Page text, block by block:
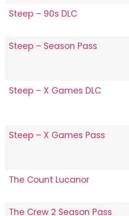
Steep – 90s DLC
Steep – Season Pass
Steep – X Games DLC
Steep – X Games Pass
The Count Lucanor
The Crew 2 Season Pass